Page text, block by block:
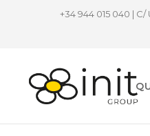
+34 944 015 040 |